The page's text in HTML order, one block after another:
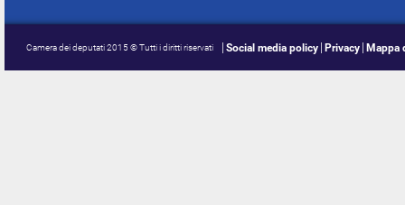
Camera dei deputati 2015 © Tutti i diritti riservati Social media policy Privacy Mappa